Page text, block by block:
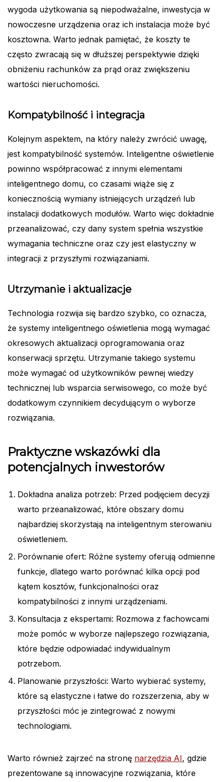
wygoda użytkowania są niepodważalne, inwestycja w
nowoczesne urządzenia oraz ich instalacja może być
kosztowna. Warto jednak pamiętać, że koszty te
często zwracają się w dłuższej perspektywie dzięki
obniżeniu rachunków za prąd oraz zwiększeniu
wartości nieruchomości.
Kompatybilność i integracja
Kolejnym aspektem, na który należy zwrócić uwagę,
jest kompatybilność systemów. Inteligentne oświetlenie
powinno współpracować z innymi elementami
inteligentnego domu, co czasami wiąże się z
koniecznością wymiany istniejących urządzeń lub
instalacji dodatkowych modułów. Warto więc dokładnie
przeanalizować, czy dany system spełnia wszystkie
wymagania techniczne oraz czy jest elastyczny w
integracji z przyszłymi rozwiązaniami.
Utrzymanie i aktualizacje
Technologia rozwija się bardzo szybko, co oznacza,
że systemy inteligentnego oświetlenia mogą wymagać
okresowych aktualizacji oprogramowania oraz
konserwacji sprzętu. Utrzymanie takiego systemu
może wymagać od użytkowników pewnej wiedzy
technicznej lub wsparcia serwisowego, co może być
dodatkowym czynnikiem decydującym o wyborze
rozwiązania.
Praktyczne wskazówki dla
potencjalnych inwestorów
Dokładna analiza potrzeb: Przed podjęciem decyzji
warto przeanalizować, które obszary domu
najbardziej skorzystają na inteligentnym sterowaniu
oświetleniem.
Porównanie ofert: Różne systemy oferują odmienne
funkcje, dlatego warto porównać kilka opcji pod
kątem kosztów, funkcjonalności oraz
kompatybilności z innymi urządzeniami.
Konsultacja z ekspertami: Rozmowa z fachowcami
może pomóc w wyborze najlepszego rozwiązania,
które będzie odpowiadać indywidualnym
potrzebom.
Planowanie przyszłości: Warto wybierać systemy,
które są elastyczne i łatwe do rozszerzenia, aby w
przyszłości móc je zintegrować z nowymi
technologiami.
Warto również zajrzeć na stronę narzędzia AI, gdzie
prezentowane są innowacyjne rozwiązania, które